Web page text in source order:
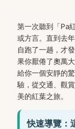
第一次聽到「Pa
或方言。直到去
自跑了一趟，才
果你厭倦了奧萬
給你一個安靜的
驗，從交通、觀
美的紅葉之旅。
快速導覽：